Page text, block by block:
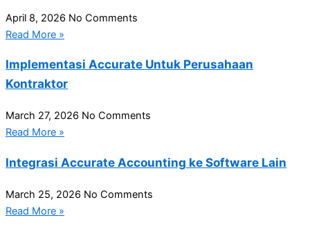
April 8, 2026 No Comments
Read More »
Implementasi Accurate Untuk Perusahaan
Kontraktor
March 27, 2026 No Comments
Read More »
Integrasi Accurate Accounting ke Software Lain
March 25, 2026 No Comments
Read More »